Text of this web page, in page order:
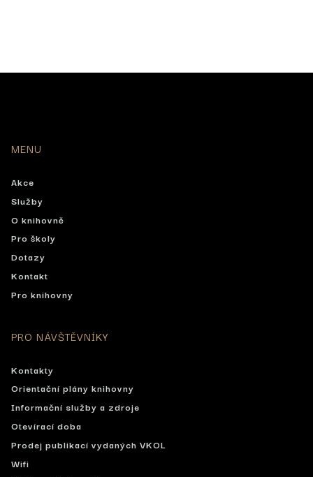
MENU
Akce
Služby
O knihovně
Pro školy
Dotazy
Kontakt
Pro knihovny
PRO NÁVŠTĚVNÍKY
Kontakty
Orientační plány knihovny
Informační služby a zdroje
Otevírací doba
Prodej publikací vydaných VKOL
Wifi